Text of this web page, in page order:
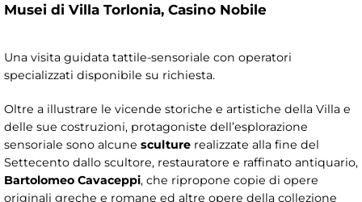
Musei di Villa Torlonia, Casino Nobile
Una visita guidata tattile-sensoriale con operatori
specializzati disponibile su richiesta.
Oltre a illustrare le vicende storiche e artistiche della Villa e
delle sue costruzioni, protagoniste dell’esplorazione
sensoriale sono alcune sculture realizzate alla fine del
Settecento dallo scultore, restauratore e raffinato antiquario,
Bartolomeo Cavaceppi, che ripropone copie di opere
originali greche e romane ed altre opere della collezione